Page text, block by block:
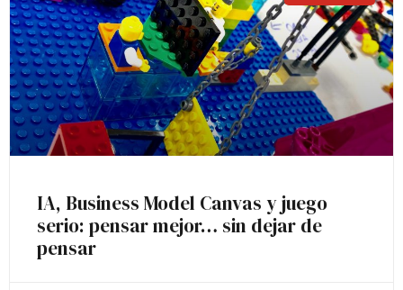
IA, Business Model Canvas y juego
serio: pensar mejor… sin dejar de
pensar